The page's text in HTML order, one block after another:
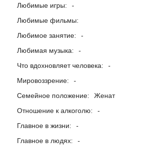
Любимые игры:
-
Любимые фильмы:
Любимое занятие:
-
Любимая музыка:
-
Что вдохновляет человека:
-
Мировоззрение:
-
Семейное положение:
Женат
Отношение к алкоголю:
-
Главное в жизни:
-
Главное в людях:
-